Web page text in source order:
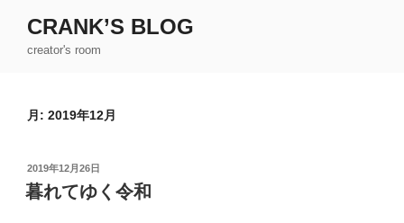
CRANK’S BLOG
creator's room
月: 2019年12月
投
稿
日:
2019年12月26日
暮れてゆく令和